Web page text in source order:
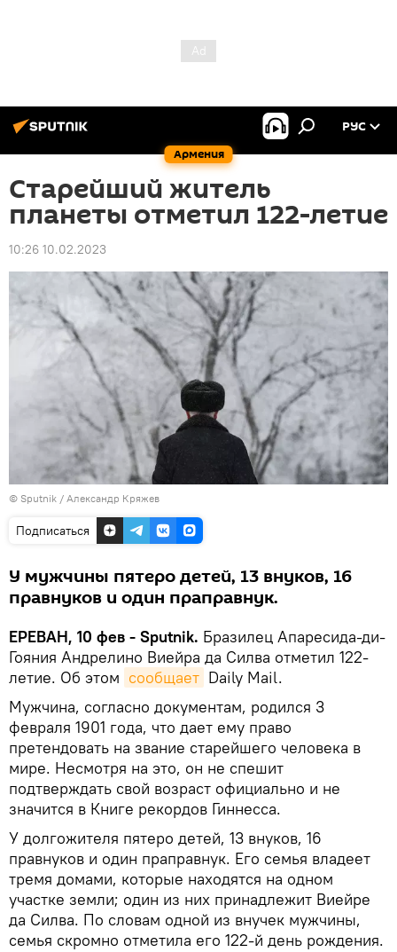
Армения
РУС
Старейший житель
планеты отметил 122-летие
10:26 10.02.2023
© Sputnik / Александр Кряжев
Подписаться
У мужчины пятеро детей, 13 внуков, 16
правнуков и один праправнук.
ЕРЕВАН, 10 фев - Sputnik. Бразилец Апаресида-ди-
Гояния Андрелино Виейра да Силва отметил 122-
летие. Об этом сообщает Daily Mail.
Мужчина, согласно документам, родился 3
февраля 1901 года, что дает ему право
претендовать на звание старейшего человека в
мире. Несмотря на это, он не спешит
подтверждать свой возраст официально и не
значится в Книге рекордов Гиннесса.
У долгожителя пятеро детей, 13 внуков, 16
правнуков и один праправнук. Его семья владеет
тремя домами, которые находятся на одном
участке земли; один из них принадлежит Виейре
да Силва. По словам одной из внучек мужчины,
семья скромно отметила его 122-й день рождения.